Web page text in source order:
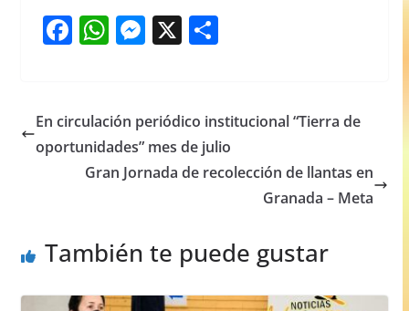
F
e
b
o
W
s
A
p
M
e
n
g
X S
e
En circulación periódico institucional “Tierra de
oportunidades” mes de julio
Gran Jornada de recolección de llantas en
Granada – Meta
También te puede gustar